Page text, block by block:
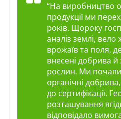
“На виробництво
продукції ми
років. Щороку
аналіз землі, вело
врожаїв та поля,
внесені добрива й
рослин. Ми
органічні
до сертифікації.
розташування
відповідало